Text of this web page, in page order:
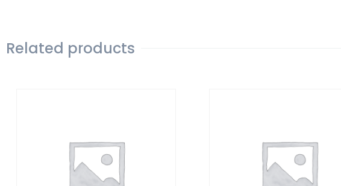
Related products